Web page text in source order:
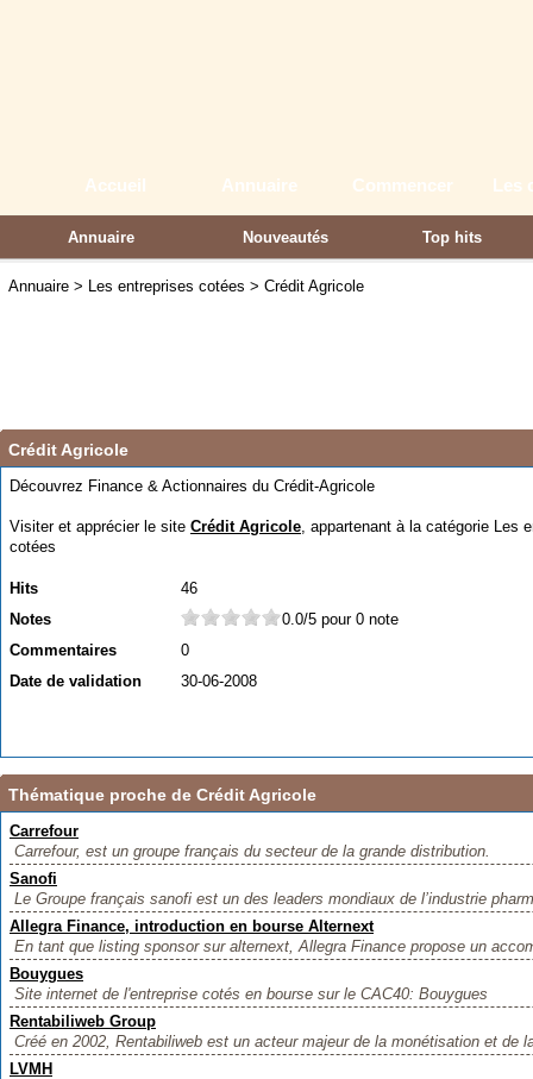
Accueil Annuaire Commencer Les
Annuaire Nouveautés Top hits
Partenaires
Annuaire > Les entreprises cotées > Crédit Agricole
Crédit Agricole
Découvrez Finance & Actionnaires du Crédit-Agricole
Visiter et apprécier le site Crédit Agricole, appartenant à la catégorie Les
cotées
Hits
46
Notes
0.0/5 pour 0 note
Commentaires
0
Date de validation
30-06-2008
Thématique proche de Crédit Agricole
Carrefour
Carrefour, est un groupe français du secteur de la grande distribution.
Sanofi
Le Groupe français sanofi est un des leaders mondiaux de l’industrie
Allegra Finance, introduction en bourse Alternext
En tant que listing sponsor sur alternext, Allegra Finance propose un
Bouygues
Site internet de l'entreprise cotés en bourse sur le CAC40: Bouygues
Rentabiliweb Group
Créé en 2002, Rentabiliweb est un acteur majeur de la monétisation et de
LVMH